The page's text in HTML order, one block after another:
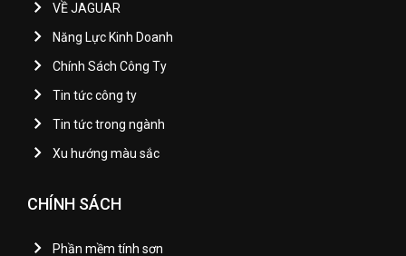
VỀ JAGUAR
Năng Lực Kinh Doanh
Chính Sách Công Ty
Tin tức công ty
Tin tức trong ngành
Xu hướng màu sắc
CHÍNH SÁCH
Phần mềm tính sơn